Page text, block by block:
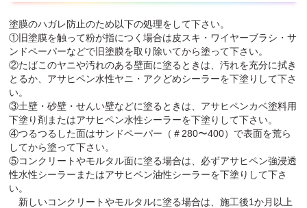
塗膜のハガレ防止のため以下の処理をして下さい。
①旧塗膜を触って粉が指につく場合は皮スキ・ワイヤーブラシ・サ
ンドペーパーなどで旧塗膜を取り除いてから塗って下さい。
②たばこのヤニや汚れのある壁面に塗るときは、汚れを充分に拭き
とるか、アサヒペン水性ヤニ・アクどめシーラーを下塗りして下さ
い。
③土壁・砂壁・せんい壁などに塗るときは、アサヒペンカベ塗料用
下塗り剤またはアサヒペン水性シーラーを下塗りして下さい。
④つるつるした面はサンドペーパー（＃280〜400）で表面を荒ら
してから塗って下さい。
⑤コンクリートやモルタル面に塗る場合は、必ずアサヒペン強浸透
性水性シーラーまたはアサヒペン油性シーラーを下塗りして下さ
い。
新しいコンクリートやモルタルに塗る場合は、施工後1か月以上